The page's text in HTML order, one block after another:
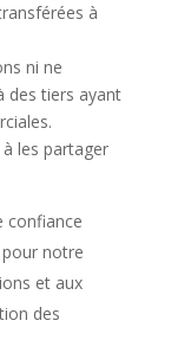
à
ni ne
des tiers ayant
les partager
confiance
notre
et aux
des